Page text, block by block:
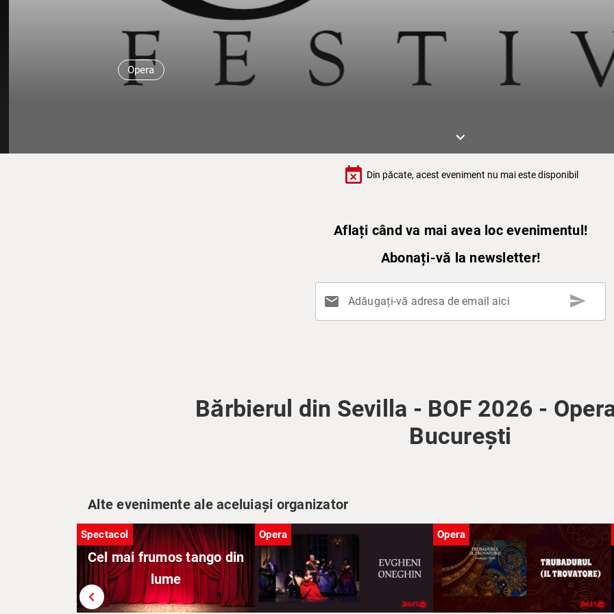
Opera
keyboard_arrow_down
event_busy Din păcate, acest eveniment nu mai este disponibil
Aflați când va mai avea loc evenimentul!
Abonați-vă la newsletter!
mail Adăugați-vă adresa de email aici send
Bărbierul din Sevilla - BOF 2026 -
București
Alte evenimente ale aceluiași organizator
chevron_left
Spectacol
Cel mai frumos tango din
lume
Opera Opera